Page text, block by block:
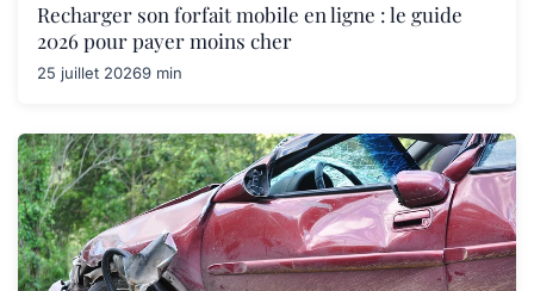
Recharger son forfait mobile en ligne : le guide
2026 pour payer moins cher
25 juillet 20269 min